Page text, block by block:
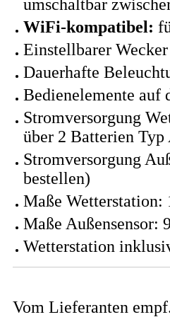
umschaltbar
WiFi-kompatibel:
Einstellbarer
Dauerhafte
Bedienelemente auf
Stromversorgung
über 2 Batterien
Stromversorgung
bestellen)
Maße Wetterstation:
Maße Außensensor:
Wetterstation
Vom Lieferanten